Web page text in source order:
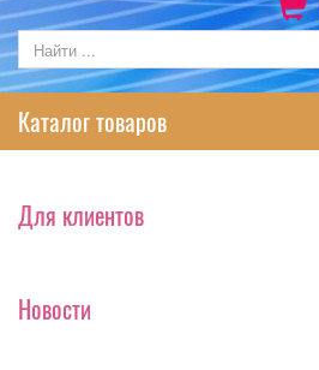
Каталог товаров
Для клиентов
Новости